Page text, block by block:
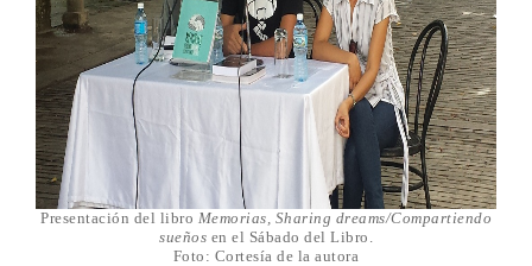
Presentación del libro Memorias, Sharing dreams/Compartiendo
sueños en el Sábado del Libro.
Foto: Cortesía de la autora